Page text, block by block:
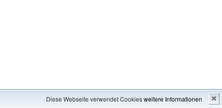
Diese Webseite verwendet Cookiesweitere Informationen ✖
Impressum---Inhaltsverzeichnis